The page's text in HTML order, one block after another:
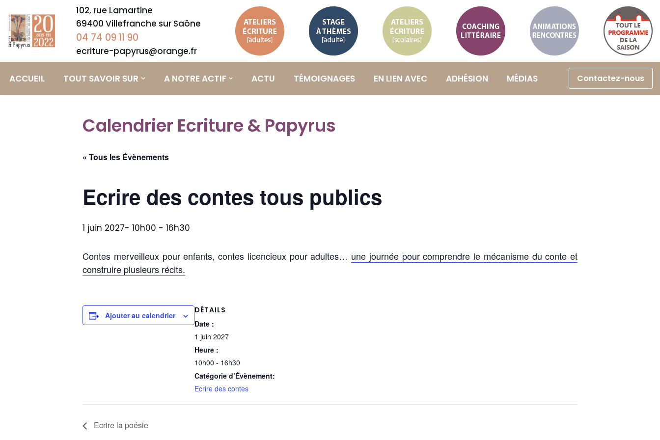
Aller
au
contenu
102, rue Lamartine
69400 Villefranche sur Saône
04 74 09 11 90
ecriture-papyrus@orange.fr
Ateliers
d’écriture
adultes
Stage à
thème
adulte
Ateliers
d’écriture
scolaires
Coaching
littéraire
Animations
et
Rencontres
Calendrier
ACCUEIL TOUT SAVOIR SUR A NOTRE ACTIF ACTU TÉMOIGNAGES EN LIEN AVEC ADHÉSION MÉDIAS Contactez-nous
Calendrier Ecriture & Papyrus
« Tous les Évènements
Ecrire des contes tous publics
1 juin 2027- 10h00 - 16h30
Contes merveilleux pour enfants, contes licencieux pour adultes… une journée pour comprendre le mécanisme du conte et
construire plusieurs récits.
Ajouter au calendrier
DÉTAILS
Date :
1 juin 2027
Heure :
10h00 - 16h30
Catégorie d’Évènement:
Ecrire des contes
Ecrire la poésie